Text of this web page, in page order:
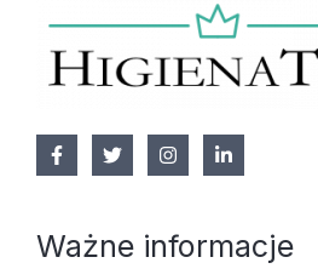
Ważne informacje